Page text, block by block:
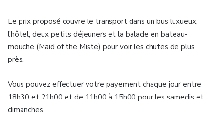
Le prix proposé couvre le transport dans un bus luxueux,
l’hôtel, deux petits déjeuners et la balade en bateau-
mouche (Maid of the Miste) pour voir les chutes de plus
près.
Vous pouvez effectuer votre payement chaque jour entre
18h30 et 21h00 et de 11h00 à 15h00 pour les samedis et
dimanches.